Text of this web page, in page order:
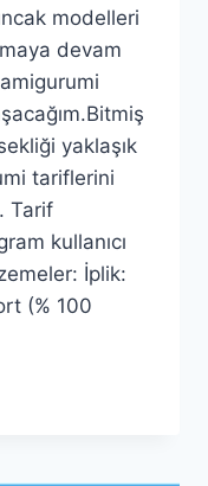
modelleri
devam
yaklaşık
tariflerini
Tarif
kullanıcı
İplik:
(% 100